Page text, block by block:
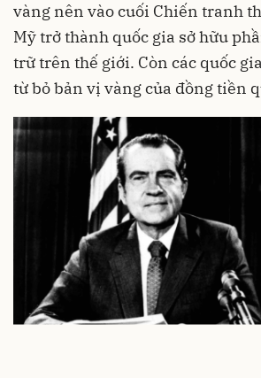
vàng nên vào cuối Chiến tranh
Mỹ trở thành quốc gia sở hữu
trữ trên thế giới. Còn các quốc
từ bỏ bản vị vàng của đồng tiền